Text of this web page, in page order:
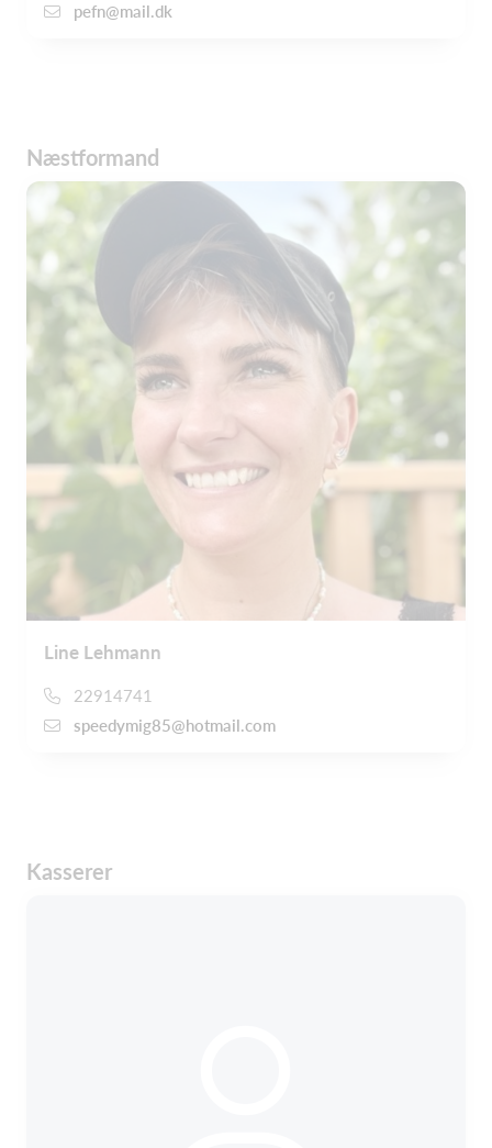
pefn@mail.dk
Næstformand
Line Lehmann
22914741
speedymig85@hotmail.com
Kasserer